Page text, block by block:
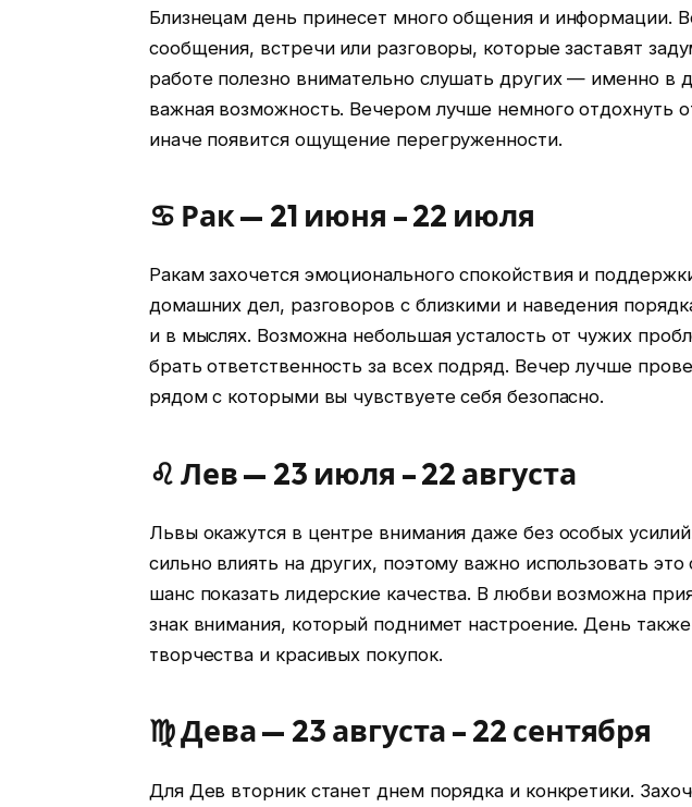
Близнецам день принесет много общения и информации.
сообщения, встречи или разговоры, которые заставят
работе полезно внимательно слушать других — именно в
важная возможность. Вечером лучше немного отдохнуть
иначе появится ощущение перегруженности.
♋ Рак — 21 июня – 22 июля
Ракам захочется эмоционального спокойствия и
домашних дел, разговоров с близкими и наведения
и в мыслях. Возможна небольшая усталость от чужих
брать ответственность за всех подряд. Вечер лучше
рядом с которыми вы чувствуете себя безопасно.
♌ Лев — 23 июля – 22 августа
Львы окажутся в центре внимания даже без особых
сильно влиять на других, поэтому важно использовать
шанс показать лидерские качества. В любви возможна
знак внимания, который поднимет настроение. День
творчества и красивых покупок.
♍ Дева — 23 августа – 22 сентября
Для Дев вторник станет днем порядка и конкретики.